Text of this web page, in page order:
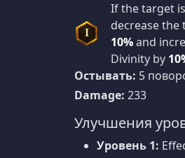
I
If the target
decrease the
10%and
Divinity by
Остывать: 5
Damage: 233
Улучшения
Уровень 1: